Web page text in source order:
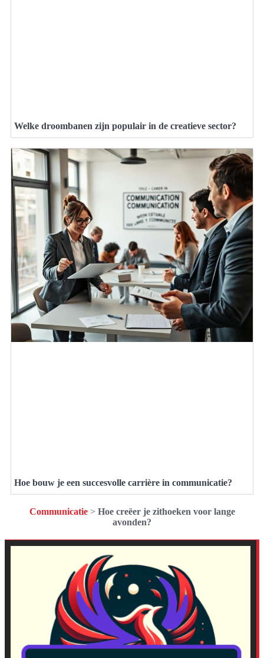
Welke droombanen zijn populair in de creatieve sector?
Hoe bouw je een succesvolle carrière in communicatie?
Communicatie> Hoe creëer je zithoeken voor lange
avonden?